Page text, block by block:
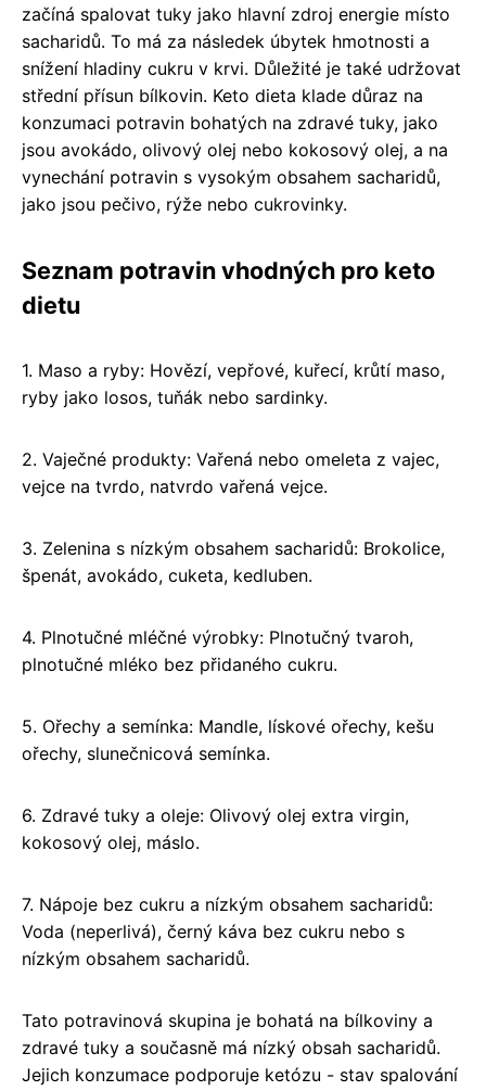
začíná spalovat tuky jako hlavní zdroj energie místo
sacharidů. To má za následek úbytek hmotnosti a
snížení hladiny cukru v krvi. Důležité je také udržovat
střední přísun bílkovin. Keto dieta klade důraz na
konzumaci potravin bohatých na zdravé tuky, jako
jsou avokádo, olivový olej nebo kokosový olej, a na
vynechání potravin s vysokým obsahem sacharidů,
jako jsou pečivo, rýže nebo cukrovinky.
Seznam potravin vhodných pro keto
dietu
1. Maso a ryby: Hovězí, vepřové, kuřecí, krůtí maso,
ryby jako losos, tuňák nebo sardinky.
2. Vaječné produkty: Vařená nebo omeleta z vajec,
vejce na tvrdo, natvrdo vařená vejce.
3. Zelenina s nízkým obsahem sacharidů: Brokolice,
špenát, avokádo, cuketa, kedluben.
4. Plnotučné mléčné výrobky: Plnotučný tvaroh,
plnotučné mléko bez přidaného cukru.
5. Ořechy a semínka: Mandle, lískové ořechy, kešu
ořechy, slunečnicová semínka.
6. Zdravé tuky a oleje: Olivový olej extra virgin,
kokosový olej, máslo.
7. Nápoje bez cukru a nízkým obsahem sacharidů:
Voda (neperlivá), černý káva bez cukru nebo s
nízkým obsahem sacharidů.
Tato potravinová skupina je bohatá na bílkoviny a
zdravé tuky a současně má nízký obsah sacharidů.
Jejich konzumace podporuje ketózu - stav spalování